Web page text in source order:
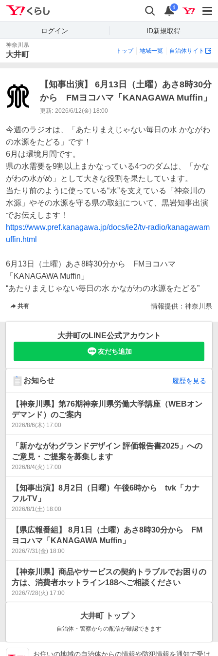
検索 通知
i
ログイン ID新規取得
神奈川県
大井町 トップ 地域一覧 自治体サイト
【知事出演】 6月13日（土曜）あさ8時30分
から FMヨコハマ「KANAGAWA Muffin」
更新: 2026/6/12(金) 18:00
今週のラジオは、「あたりまえじゃない毎日の水 かながわ
の水源をたどる」です！
6月は環境月間です。
県の水需要を9割以上まかなっている4つのダムは、「かな
がわの水がめ」として大きな役割を果たしています。
当たり前のように使っている“水”を支えている「神奈川の
水源」やその水源を守る県の取組について、黒岩知事出演
https://www.pref.kanagawa.jp/docs/ie2/tv-radio/kanagawam
uffin.html
6月13日（土曜）あさ8時30分から　FMヨコハマ
「KANAGAWA Muffin」
共有 情報提供： 神奈川県
大井町のLINE公式アカウント
友だち追加
お知らせ 履歴を見る
【神奈川県】第76期神奈川県労働大学講座（WEBオン
デマンド）のご案内
2026/8/6(木) 17:00
「新かながわグランドデザイン 評価報告書2025」への
ご意見・ご提案を募集します
2026/8/4(火) 17:00
【知事出演】8月2日（日曜）午後6時から tvk「カナ
フルTV」
2026/8/1(土) 18:00
【県広報番組】 8月1日（土曜）あさ8時30分から FM
ヨコハマ「KANAGAWA Muffin」
2026/7/31(金) 18:00
【神奈川県】商品やサービスの契約トラブルでお困りの
方は、消費者ホットライン188へご相談ください
2026/7/28(火) 17:00
大井町 トップ
自治体・警察からの配信が確認できます
お住いの地域の自治体からの情報や防犯情報を通知で受け